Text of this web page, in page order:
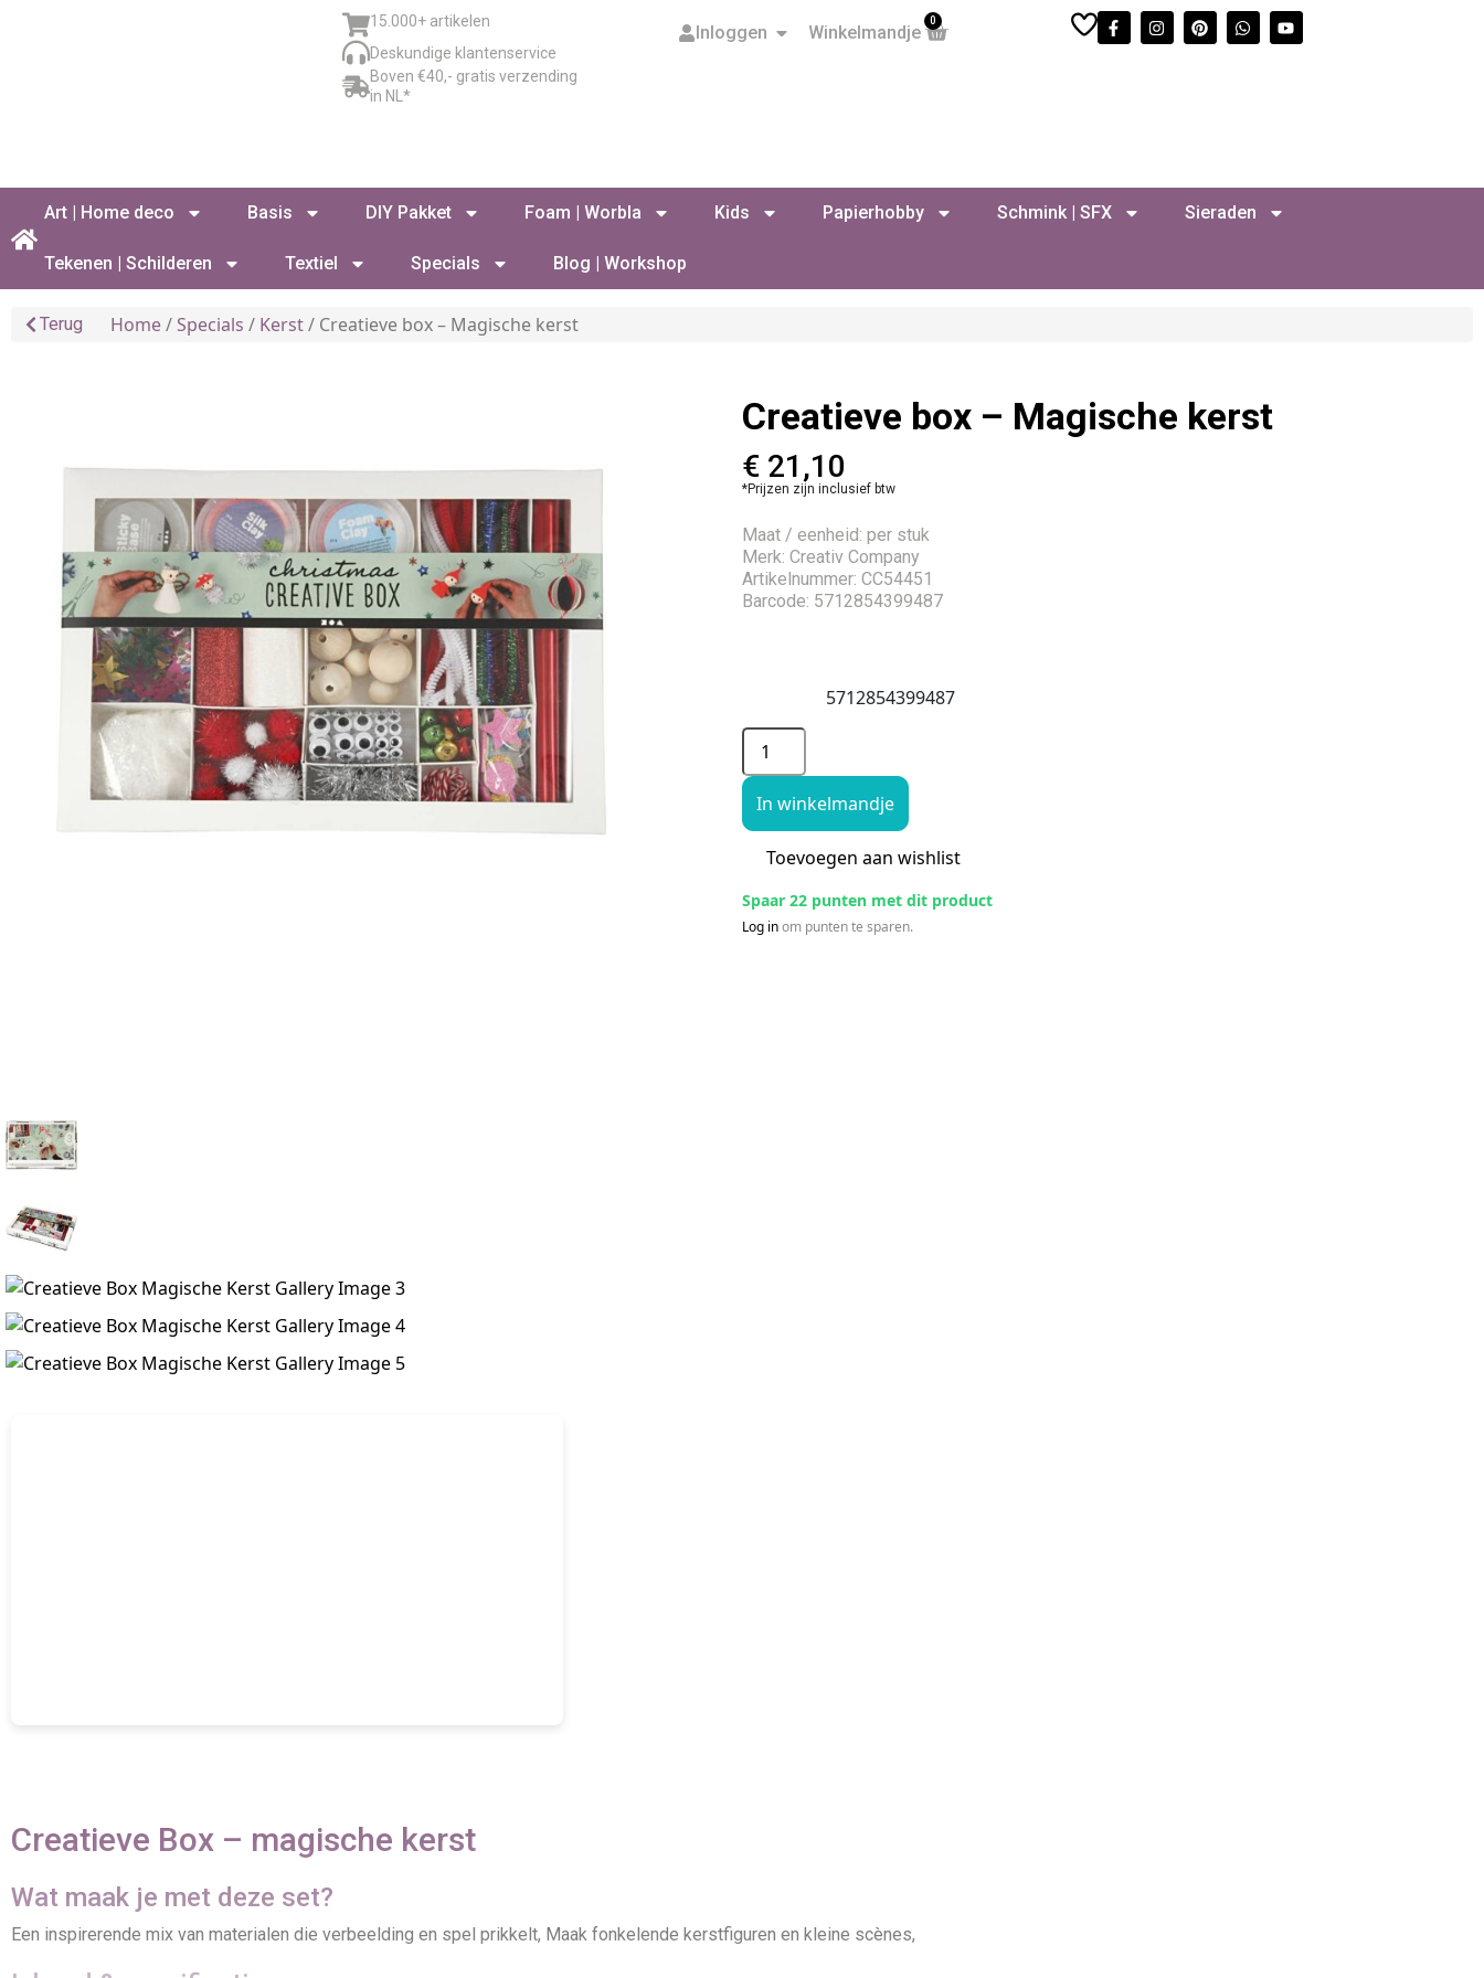
15.000+ artikelen
Deskundige klantenservice
Boven €40,- gratis verzending
in NL*
Inloggen Winkelmandje
0
Art | Home deco Basis DIY Pakket Foam | Worbla Kids Papierhobby Schmink | SFX Sieraden
Tekenen | Schilderen Textiel Specials Blog | Workshop
Terug Home/Specials / Kerst/ Creatieve box – Magische kerst
Creatieve box – Magische kerst
€ 21,10
*Prijzen zijn inclusief btw
Maat / eenheid: per stuk
Merk: Creativ Company
Artikelnummer: CC54451
Barcode: 5712854399487
5712854399487
In winkelmandje
Toevoegen aan wishlist
Spaar 22 punten met dit product
Log inom punten te sparen.
Creatieve Box – magische kerst
Wat maak je met deze set?
Een inspirerende mix van materialen die verbeelding en spel prikkelt, Maak fonkelende kerstfiguren en kleine scènes,